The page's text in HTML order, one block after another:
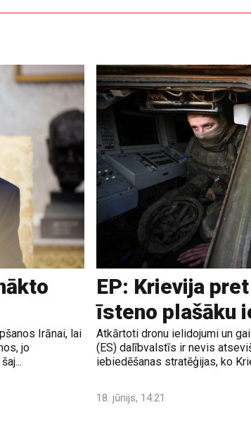
Irānai, lai
jo
EP: Krievija
īsteno plašāku
Atkārtoti dronu ielidojumi un
(ES) dalībvalstīs ir nevis
iebiedēšanas stratēģijas, ko
18. jūnijs, 14:21